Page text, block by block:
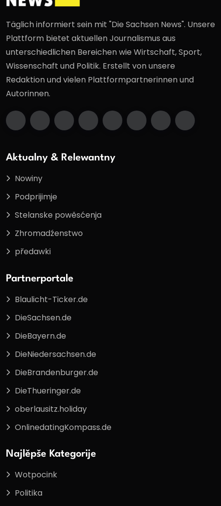
Täglich informiert sein mit "Die Sachsen News". Unsere
Plattform bietet aktuellen Journalismus aus
unterschiedlichen Bereichen wie Wirtschaft, Sport,
Wissenschaft und Politik. Erstellt von unsere
Redaktion und vielen Plattformpartnerinnen und
Autorinnen.
Aktualny & Relewantny
Nowiny
Podprijimje
Stelanske powěsćenja
Zhromadźenstwo
předawki
Partnerportale
Blaulicht-Ticker.de
DieSachsen.de
DieBayern.de
DieNiedersachsen.de
DieBrandenburger.de
DieThueringer.de
oberlausitz.holiday
OnlinedatingKompass.de
Najlěpše Kategorije
Wotpocink
Politika